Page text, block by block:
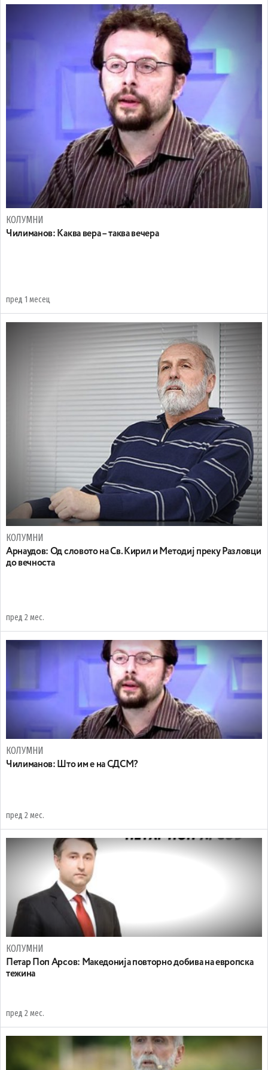
КОЛУМНИ
Чилиманов: Каква вера – таква вечера
пред 1 месец
КОЛУМНИ
Арнаудов: Од словото на Св. Кирил и Методиј преку Разловци
до вечноста
пред 2 мес.
КОЛУМНИ
Чилиманов: Што им е на СДСМ?
пред 2 мес.
КОЛУМНИ
Петар Поп Арсов: Македонија повторно добива на европска
тежина
пред 2 мес.